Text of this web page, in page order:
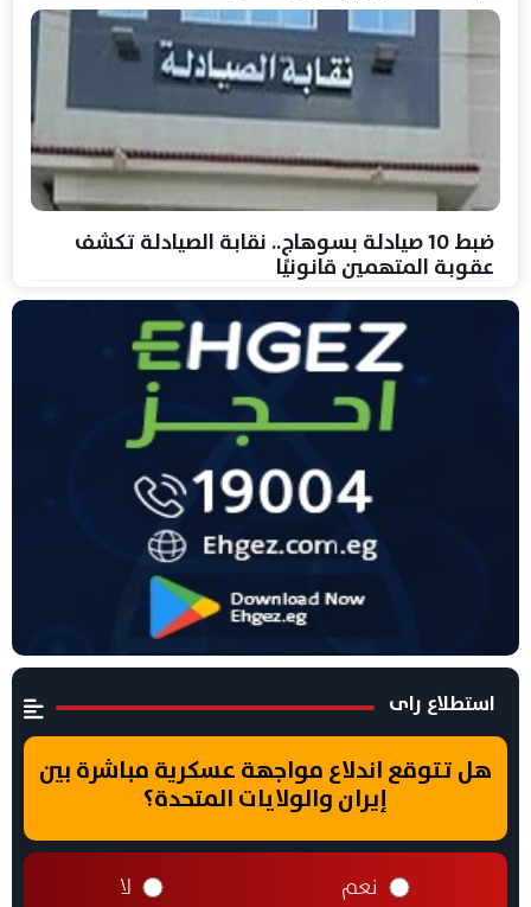
ضبط 10 صيادلة بسوهاج.. نقابة الصيادلة تكشف
عقوبة المتهمين قانونيًا
استطلاع راى
هل تتوقع اندلاع مواجهة عسكرية مباشرة بين
إيران والولايات المتحدة؟
نعم لا